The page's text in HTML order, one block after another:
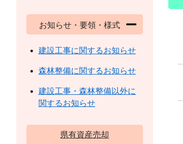
お知らせ・要領・様式
建設工事に関するお知らせ
森林整備に関するお知らせ
建設工事・森林整備以外に
関するお知らせ
県有資産売却